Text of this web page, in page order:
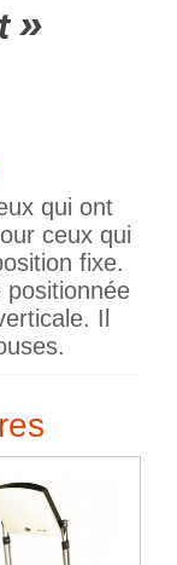
»
qui ont
ceux qui
fixe.
Il